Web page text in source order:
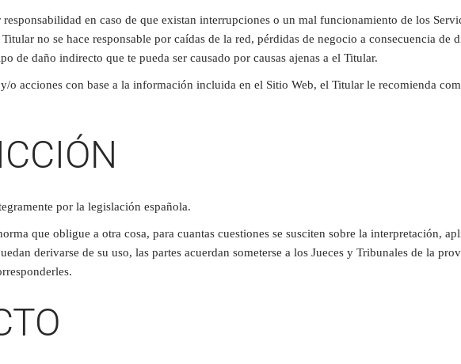
en caso de que existan interrupciones o un mal funcionamiento de los
no se hace responsable por caídas de la red, pérdidas de negocio a consecuencia de
de daño indirecto que te pueda ser causado por causas ajenas a el Titular.
o acciones con base a la información incluida en el Sitio Web, el Titular le recomienda
por la legislación española.
que obligue a otra cosa, para cuantas cuestiones se susciten sobre la interpretación,
derivarse de su uso, las partes acuerdan someterse a los Jueces y Tribunales de la